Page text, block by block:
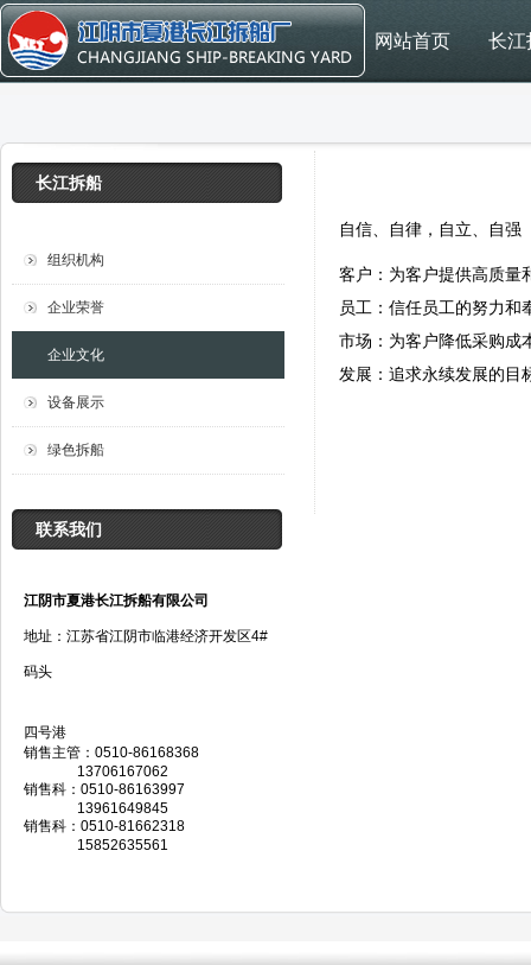
网站首页 长江
长江拆船
组织机构
企业荣誉
企业文化
设备展示
绿色拆船
联系我们
江阴市夏港长江拆船有限公司
地址：江苏省江阴市临港经济开发区4#
码头
四号港
销售主管：0510-86168368
13706167062
销售科：0510-86163997
13961649845
销售科：0510-81662318
15852635561
自信、自律，自立、自强
客户：为客户提供高质量
员工：信任员工的努力和
市场：为客户降低采购成
发展：追求永续发展的目